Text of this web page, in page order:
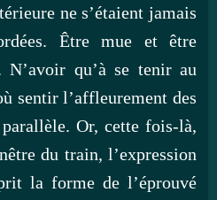
ne s’étaient jamais
Être mue et être
N’avoir qu’à se tenir au
sentir l’affleurement des
Or, cette fois-là,
du train, l’expression
la forme de l’éprouvé